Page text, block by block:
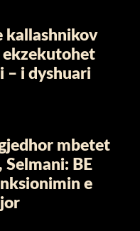
kallashnikov
ekzekutohet
– i dyshuari
mbetet
Selmani: BE
e